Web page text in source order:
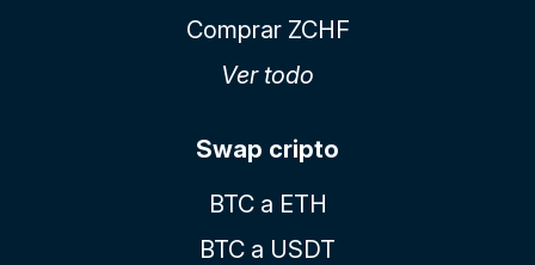
Comprar ZCHF
Ver todo
Swap cripto
BTC a ETH
BTC a USDT